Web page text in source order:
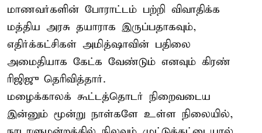
மாணவர்களின் போராட்டம் பற்றி விவாதிக்க
மத்திய அரசு தயாராக இருப்பதாகவும்,
எதிர்க்கட்சிகள் அமித்ஷாவின் பதிலை
அமைதியாக கேட்க வேண்டும் எனவும் கிரண்
ரிஜிஜு தெரிவித்தார்.
மழைக்காலக் கூட்டத்தொடர் நிறைவடைய
இன்னும் மூன்று நாள்களே உள்ள நிலையில்,